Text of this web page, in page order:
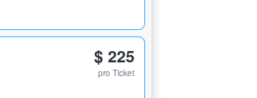
$ 225
pro Ticket